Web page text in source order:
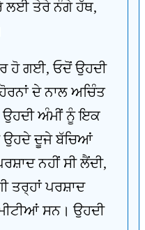
ਲਈ ਤੇਰੇ ਨੰਗੇ ਹੱਥ,
ਹੋ ਗਈ, ਓਦੋਂ ਉਹਦੀ
ਦੇ ਨਾਲ ਅਚਿੰਤ
ਉਹਦੀ ਅੰਮੀਂ ਨੂੰ ਇਕ
ਉਹਦੇ ਦੂਜੇ ਬੱਚਿਆਂ
ਨਹੀਂ ਸੀ ਲੈਂਦੀ,
ਤਰ੍ਹਾਂ ਪਰਸ਼ਾਦ
ਸਨ। ਉਹਦੀ